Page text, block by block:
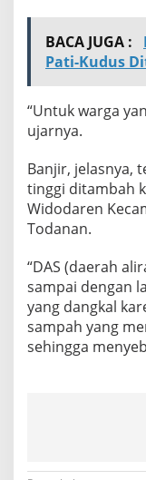
BACA JUGA :
Pati-Kudus
“Untuk warga
ujarnya.
Banjir, jelasnya,
tinggi ditambah
Widodaren
Todanan.
“DAS (daerah
sampai dengan
yang dangkal
sampah yang
sehingga